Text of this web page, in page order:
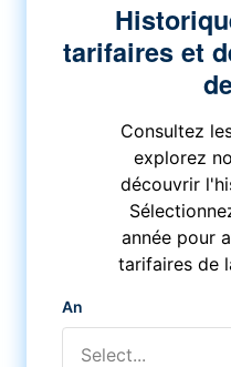
tarifaires et
Consultez
explorez
découvrir
année pour
tarifaires de
An
Select...